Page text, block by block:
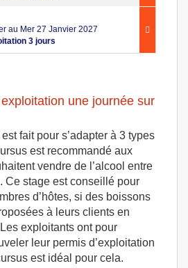
au Mer 27 Janvier 2027
3 jours
une journée sur
fait pour s’adapter à 3 types
est recommandé aux
vendre de l’alcool entre
Ce stage est conseillé pour
d’hôtes, si des boissons
à leurs clients en
exploitants ont pour
leur permis d’exploitation
est idéal pour cela.